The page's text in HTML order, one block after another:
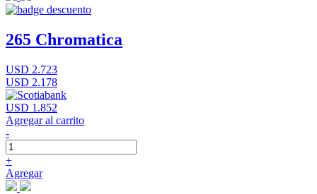
265 Chromatica
USD 2.723
USD 2.178
USD 1.852
Agregar al carrito
-
+
Agregar